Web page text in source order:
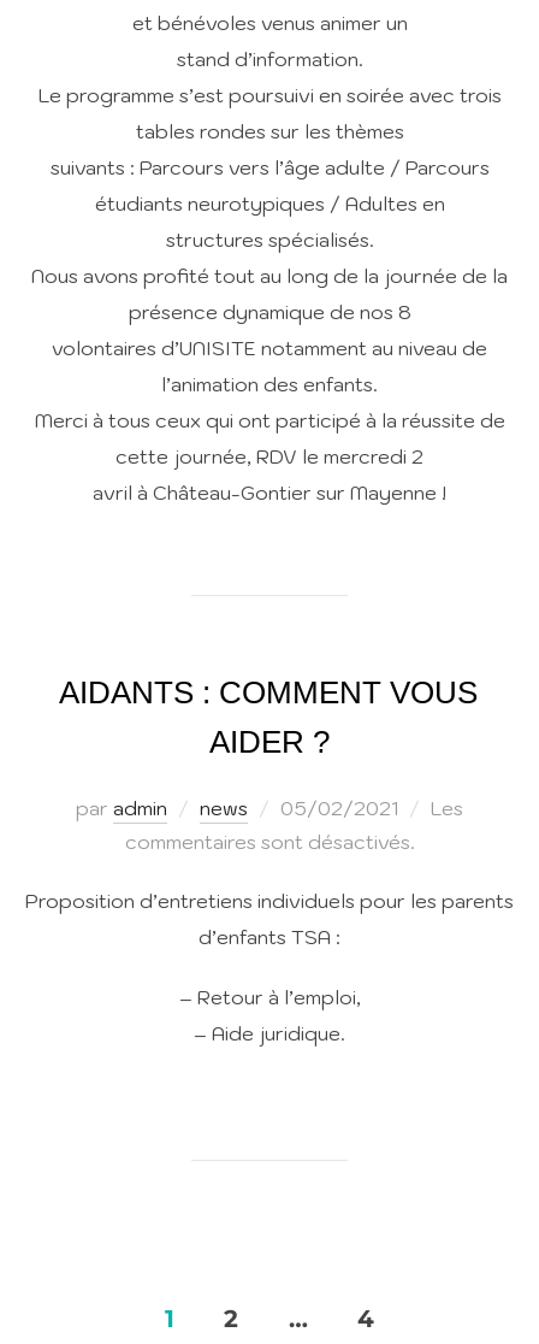
et bénévoles venus animer un
stand d’information.
Le programme s’est poursuivi en soirée avec trois
tables rondes sur les thèmes
suivants : Parcours vers l’âge adulte / Parcours
étudiants neurotypiques / Adultes en
structures spécialisés.
Nous avons profité tout au long de la journée de la
présence dynamique de nos 8
volontaires d’UNISITE notamment au niveau de
l’animation des enfants.
Merci à tous ceux qui ont participé à la réussite de
cette journée, RDV le mercredi 2
avril à Château-Gontier sur Mayenne !
AIDANTS : COMMENT VOUS
AIDER ?
par admin news
Publié
le
05/02/2021
Les
commentaires sont désactivés.
Proposition d’entretiens individuels pour les parents
d’enfants TSA :
– Retour à l’emploi,
– Aide juridique.
NAVIGATION
1 2 … 4